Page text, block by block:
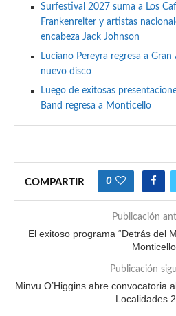
Surfestival 2027 suma a Los
Frankenreiter y artistas
encabeza Jack Johnson
Luciano Pereyra regresa a
nuevo disco
Luego de exitosas
Band regresa a Monticello
COMPARTIR 0
Publicación
El exitoso programa “Detrás del
Monticello
Publicación
Minvu O’Higgins abre convocatoria
Localidades